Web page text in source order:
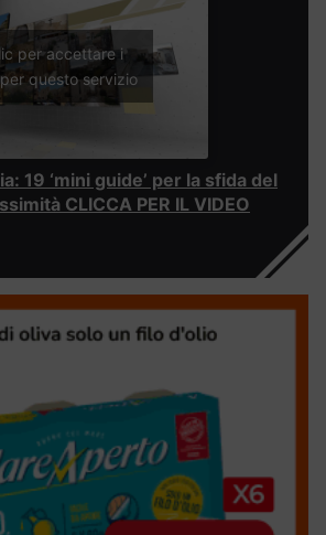
per accettare i
questo servizio
19 ‘mini guide’ per la sfida del
CLICCA PER IL VIDEO